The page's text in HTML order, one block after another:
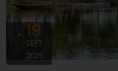
19
SEPT
2026